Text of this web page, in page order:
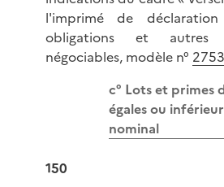
l'imprimé de
obligations et autres
négociables, modèle n°
c° Lots et primes
égales ou
nominal
150